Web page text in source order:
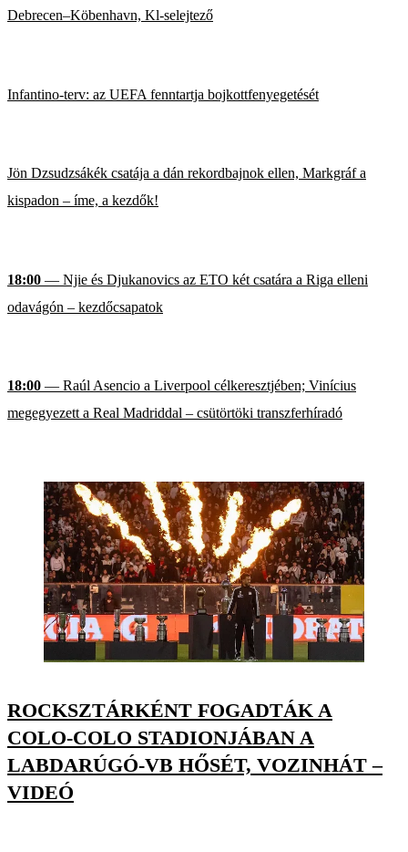
Debrecen–Köbenhavn, Kl-selejtező
Infantino-terv: az UEFA fenntartja bojkottfenyegetését
Jön Dzsudzsákék csatája a dán rekordbajnok ellen, Markgráf a
kispadon – íme, a kezdők!
18:00 — Njie és Djukanovics az ETO két csatára a Riga elleni
odavágón – kezdőcsapatok
18:00 — Raúl Asencio a Liverpool célkeresztjében; Vinícius
megegyezett a Real Madriddal – csütörtöki transzferhíradó
ROCKSZTÁRKÉNT FOGADTÁK A
COLO-COLO STADIONJÁBAN A
LABDARÚGÓ-VB HŐSÉT, VOZINHÁT –
VIDEÓ